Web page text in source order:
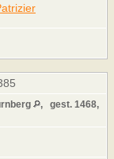
, gest. 1468,